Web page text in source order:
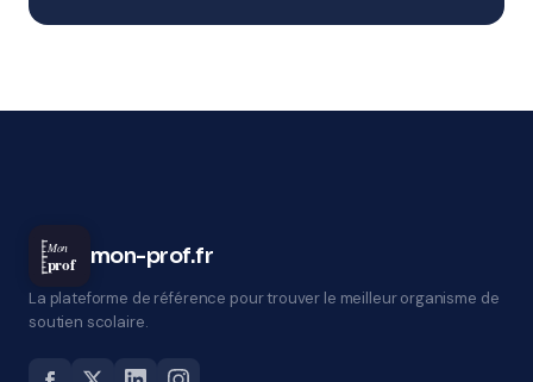
Mon
prof mon-prof.fr
La plateforme de référence pour trouver le meilleur organisme de
soutien scolaire.